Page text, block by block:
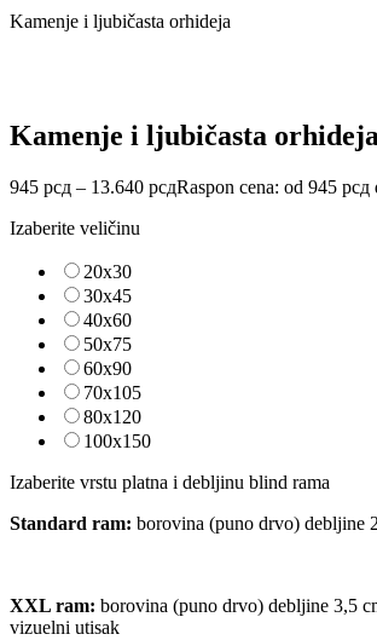
Kamenje i ljubičasta orhideja
Kamenje i ljubičasta orhideja
945 рсд – 13.640 рсдRaspon cena: od 945 рсд
Izaberite veličinu
20x30
30x45
40x60
50x75
60x90
70x105
80x120
100x150
Izaberite vrstu platna i debljinu blind rama
Standard ram: borovina (puno drvo) debljine
XXL ram: borovina (puno drvo) debljine 3,5
vizuelni utisak